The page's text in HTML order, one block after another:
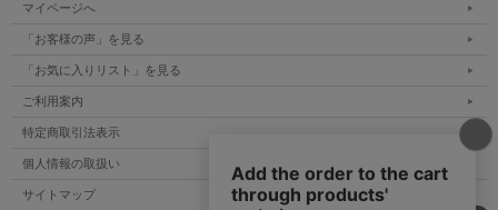
マイページへ
「お客様の声」を見る
「お気に入りリスト」を見る
ご利用案内
特定商取引法表示
個人情報の取扱い
サイトマップ